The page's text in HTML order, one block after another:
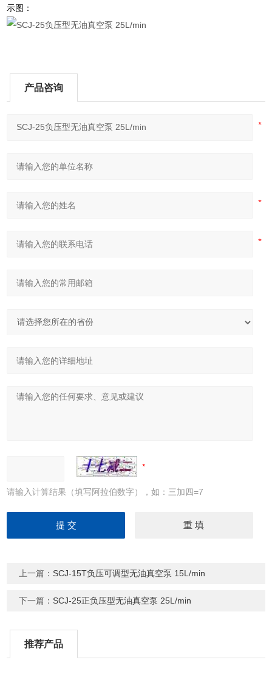
示图：
产品咨询
请输入计算结果（填写阿拉伯数字），如：三加四=7
上一篇： SCJ-15T负压可调型无油真空泵 15L/min
下一篇： SCJ-25正负压型无油真空泵 25L/min
推荐产品